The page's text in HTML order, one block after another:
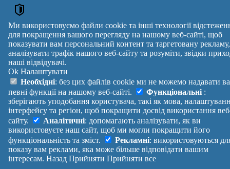
Поштові індекси України. Оновлено : 07-08-2026.
Скадовський
р-н,
Херсонська
обл.
Вулиця № будинків
Індекс
reklama
Правила
Допомога
Платні
послуги
Політика
конфіденційності
Маніфест
Про проект
Зворотній
зв'язок
Україна
Увійти|
Вихід
Ми використовуємо файли cookie та інші технології
для покращення вашого перегляду на нашому веб-сайті, щоб
показувати вам персональний контент та таргетовану рекламу,
аналізувати трафік нашого веб-сайту та розуміти, звідки
наші відвідувачі.
Ok Налаштувати
Необхідні: без цих файлів cookie ми не можемо надавати
певні функції на нашому веб-сайті.
Функціональні :
зберігають уподобання користувача, такі як мова,
інтерфейсу та регіон, щоб покращити досвід використання
сайту.
Аналітичні: допомагають аналізувати, як ви
використовуєте наш сайт, щоб ми могли покращити його
функціональність та зміст.
Рекламні: використовуються
показу вам реклами, яка може більше відповідати вашим
інтересам. Назад Прийняти Прийняти все